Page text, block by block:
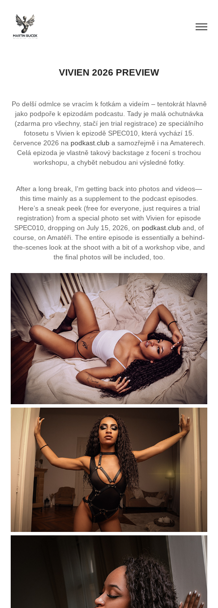
VIVIEN 2026 PREVIEW
Po delší odmlce se vracím k fotkám a videím – tentokrát hlavně
jako podpoře k epizodám podcastu. Tady je malá ochutnávka
(zdarma pro všechny, stačí jen trial registrace) ze speciálního
fotosetu s Vivien k epizodě SPEC010, která vychází 15.
července 2026 na podkast.cluba samozřejmě i na Amaterech.
Celá epizoda je vlastně takový backstage z focení s trochou
workshopu, a chybět nebudou ani výsledné fotky.
After a long break, I'm getting back into photos and videos—
this time mainly as a supplement to the podcast episodes.
Here’s a sneak peek (free for everyone, just requires a trial
registration) from a special photo set with Vivien for episode
SPEC010, dropping on July 15, 2026, on podkast.club and, of
course, on Amatéři. The entire episode is essentially a behind-
the-scenes look at the shoot with a bit of a workshop vibe, and
the final photos will be included, too.